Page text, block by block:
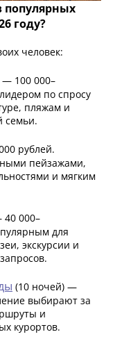
популярных
году?
человек:
— 100 000–
по спросу
пляжам и
семьи.
рублей.
пейзажами,
и мягким
000–
для
экскурсии и
(10 ночей) —
выбирают за
и
курортов.